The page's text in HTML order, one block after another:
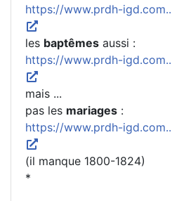
https://www.prdh-
les baptêmes aussi :
https://www.prdh-
mais ...
pas les mariages :
https://www.prdh-
(il manque 1800-1824)
*